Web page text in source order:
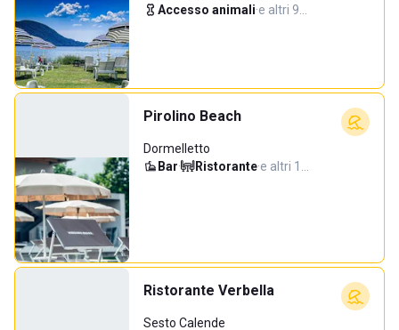
Accesso animali·e altri 9…
Pirolino Beach
Dormelletto
Bar· Ristorante·e altri 1…
Ristorante Verbella
Sesto Calende